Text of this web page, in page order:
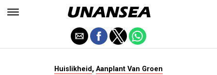
Huislikheid, Aanplant Van Groen